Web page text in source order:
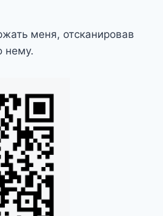
меня, отсканировав
нему.